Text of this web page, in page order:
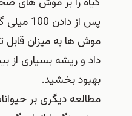
پس از
موش ها به میزان قابل
داد و ریشه بسیاری از
بهبود بخشید.
مطالعه دیگری بر